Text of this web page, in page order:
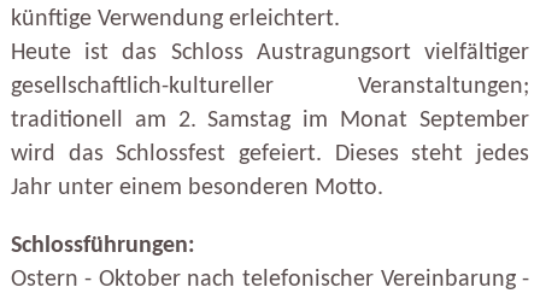
künftige Verwendung erleichtert.
Heute ist das Schloss Austragungsort vielfältiger
gesellschaftlich-kultureller Veranstaltungen;
traditionell am 2. Samstag im Monat September
wird das Schlossfest gefeiert. Dieses steht jedes
Jahr unter einem besonderen Motto.
Schlossführungen:
Ostern - Oktober nach telefonischer Vereinbarung -